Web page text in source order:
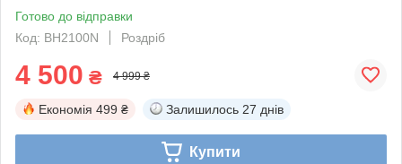
Готово до відправки
Код: BH2100N
Роздріб
4 500 ₴ 4 999 ₴
Економія 499 ₴ Залишилось 27 днів
Купити